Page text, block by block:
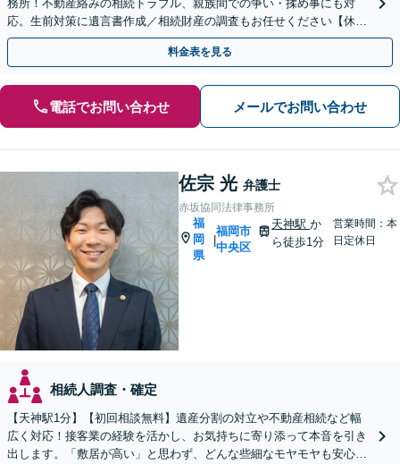
務所！不動産絡みの相続トラブル、親族間での争い・揉め事にも対
応。生前対策に遺言書作成／相続財産の調査もお任せください【休
日・夜間面談可】【完全個室】【六本松駅2分】
料金表を見る
電話でお問い合わせ メールでお問い合わせ
佐宗 光 弁護士
赤坂協同法律事務所
福
岡
県
|
福岡市
中央区
天神駅 か
ら徒歩1分
営業時間：本
日定休日
相続人調査・確定
【天神駅1分】【初回相談無料】遺産分割の対立や不動産相続など幅
広く対応！接客業の経験を活かし、お気持ちに寄り添って本音を引き
出します。「敷居が高い」と思わず、どんな些細なモヤモヤも安心し